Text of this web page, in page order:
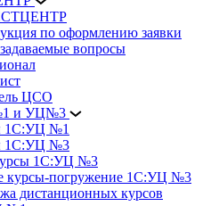
по оформлению заявки
вопросы
ЦСО
и УЦ№3
1С:УЦ №1
1С:УЦ №3
1С:УЦ №3
курсы-погружение 1С:УЦ №3
дистанционных курсов